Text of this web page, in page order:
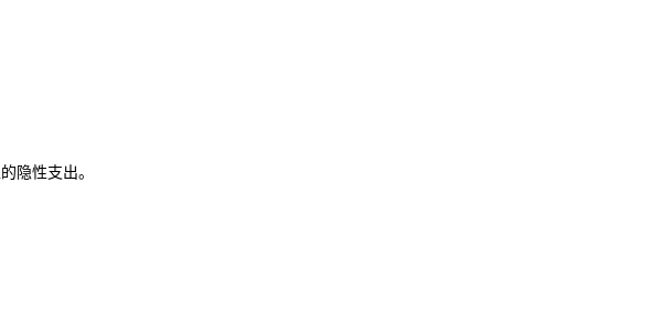
隐性支出。